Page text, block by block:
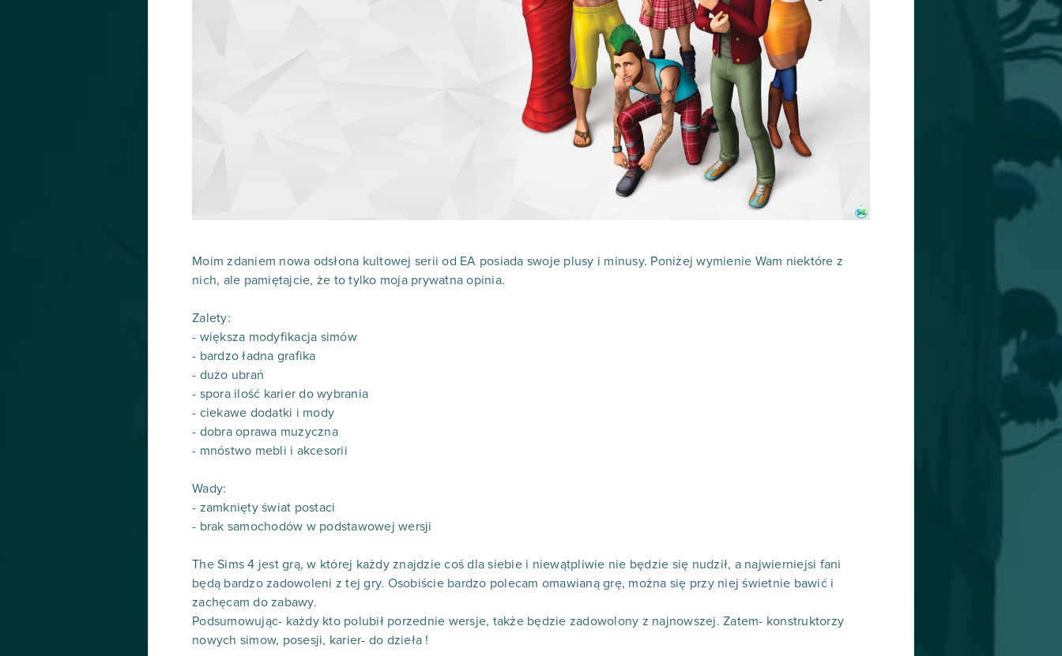
Moim zdaniem nowa odsłona kultowej serii od EA posiada swoje plusy i minusy. Poniżej wymienie Wam niektóre z
nich, ale pamiętajcie, że to tylko moja prywatna opinia.
Zalety:
- większa modyfikacja simów
- bardzo ładna grafika
- dużo ubrań
- spora ilość karier do wybrania
- ciekawe dodatki i mody
- dobra oprawa muzyczna
- mnóstwo mebli i akcesorii
Wady:
- zamknięty świat postaci
- brak samochodów w podstawowej wersji
The Sims 4 jest grą, w której każdy znajdzie coś dla siebie i niewątpliwie nie będzie się nudził, a najwierniejsi fani
będą bardzo zadowoleni z tej gry. Osobiście bardzo polecam omawianą grę, można się przy niej świetnie bawić i
zachęcam do zabawy.
Podsumowując- każdy kto polubił porzednie wersje, także będzie zadowolony z najnowszej. Zatem- konstruktorzy
nowych simow, posesji, karier- do dzieła !